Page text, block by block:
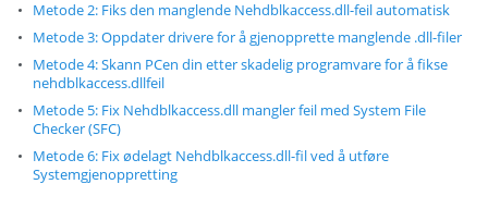
Metode 2: Fiks den manglende Nehdblkaccess.dll-feil automatisk
Metode 3: Oppdater drivere for å gjenopprette manglende .dll-filer
Metode 4: Skann PCen din etter skadelig programvare for å fikse
nehdblkaccess.dllfeil
Metode 5: Fix Nehdblkaccess.dll mangler feil med System File
Checker (SFC)
Metode 6: Fix ødelagt Nehdblkaccess.dll-fil ved å utføre
Systemgjenoppretting